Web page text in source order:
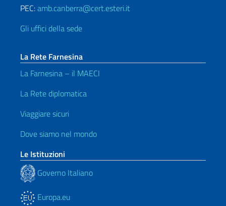
PEC:amb.canberra@cert.esteri.it
Gli uffici della sede
La Rete Farnesina
La Farnesina – il MAECI
La Rete diplomatica
Viaggiare sicuri
Dove siamo nel mondo
Le Istituzioni
Governo Italiano
Europa.eu